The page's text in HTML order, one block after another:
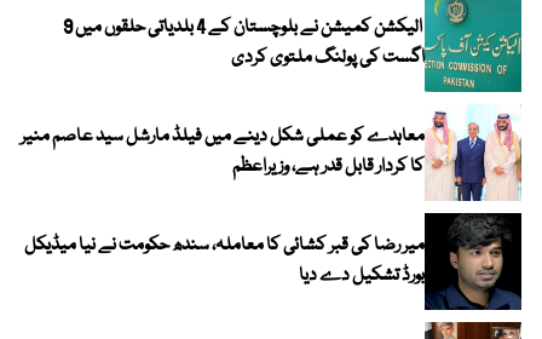
الیکشن کمیشن نے بلوچستان کے 4 بلدیاتی حلقوں میں 9
اگست کی پولنگ ملتوی کردی
معاہدے کو عملی شکل دینے میں فیلڈ مارشل سید عاصم منیر
کا کردار قابل قدر ہے، وزیراعظم
میر رضا کی قبر کشائی کا معاملہ، سندھ حکومت نے نیا میڈیکل
بورڈ تشکیل دے دیا